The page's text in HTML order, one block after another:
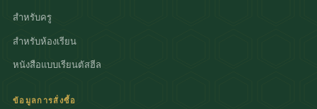
สำหรับครู
สำหรับห้องเรียน
หนังสือแบบเรียนตัสฮีล
ข้อมูลการสั่งซื้อ